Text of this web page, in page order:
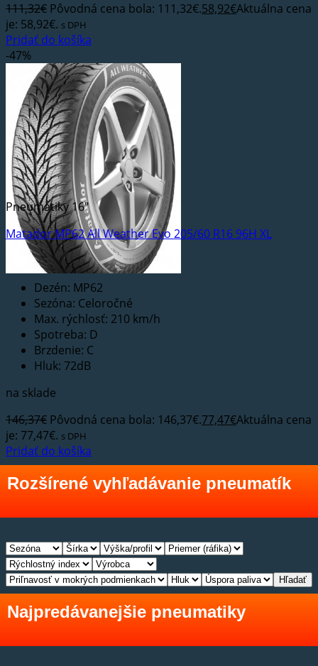
111,32€ Pôvodná cena bola: 111,32€.58,92€Aktuálna cena
je: 58,92€. s DPH
Pridať do košíka
-47%
Pneumatiky 16"
Matador MP62 All Weather Evo 205/60 R16 96H XL
Dezén: MP62
Sezóna: Celoročné
Max. rýchlosť: 210 km/h
Spotreba: D
Brzdenie: C
Hluk: 72dB
na sklade
146,37€ Pôvodná cena bola: 146,37€.77,47€Aktuálna cena
je: 77,47€. s DPH
Pridať do košíka
Rozšírené vyhľadávanie pneumatík
Hľadať
Najpredávanejšie pneumatiky